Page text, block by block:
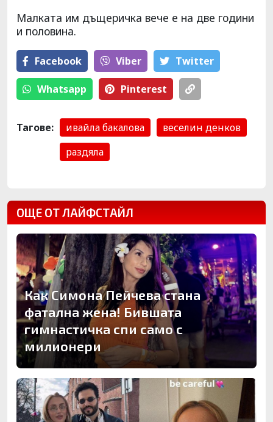
Малката им дъщеричка вече е на две години
и половина.
Facebook Viber Тwitter
Whatsapp Pinterest
Тагове: ивайла бакалова
веселин денков
раздяла
ОЩЕ ОТ ЛАЙФСТАЙЛ
Как Симона Пейчева стана
фатална жена! Бившата
гимнастичка спи само с
милионери